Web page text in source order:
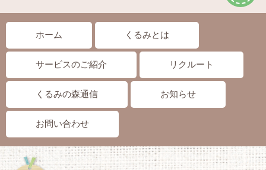
ホーム くるみとは
サービスのご紹介 リクルート
くるみの森通信 お知らせ
お問い合わせ